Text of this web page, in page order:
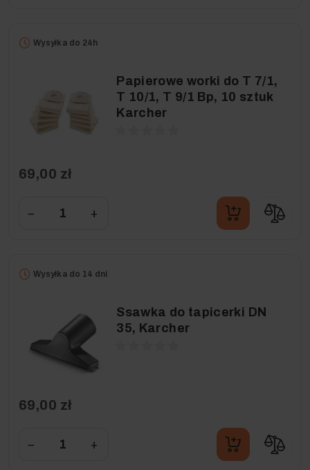
Wysyłka do 24h
Papierowe worki do T 7/1,
T 10/1, T 9/1 Bp, 10 sztuk
Karcher
69,00 zł
− +
Wysyłka do 14 dni
Ssawka do tapicerki DN
35, Karcher
69,00 zł
− +